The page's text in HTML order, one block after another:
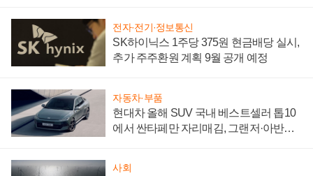
전자·전기·정보통신
SK하이닉스 1주당 375원 현금배당 실시,
추가 주주환원 계획 9월 공개 예정
자동차·부품
현대차 올해 SUV 국내 베스트셀러 톱10
에서 싼타페만 자리매김, 그랜저·아반떼
사회